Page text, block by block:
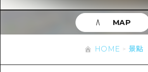
美食·酒水
騎自行車
廣島市內
廣島市內
安芸
答對了
美北
即時訊息
有用的信息HOME 景點
MAP